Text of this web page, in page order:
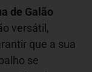
de Galão
versátil,
que a sua
se